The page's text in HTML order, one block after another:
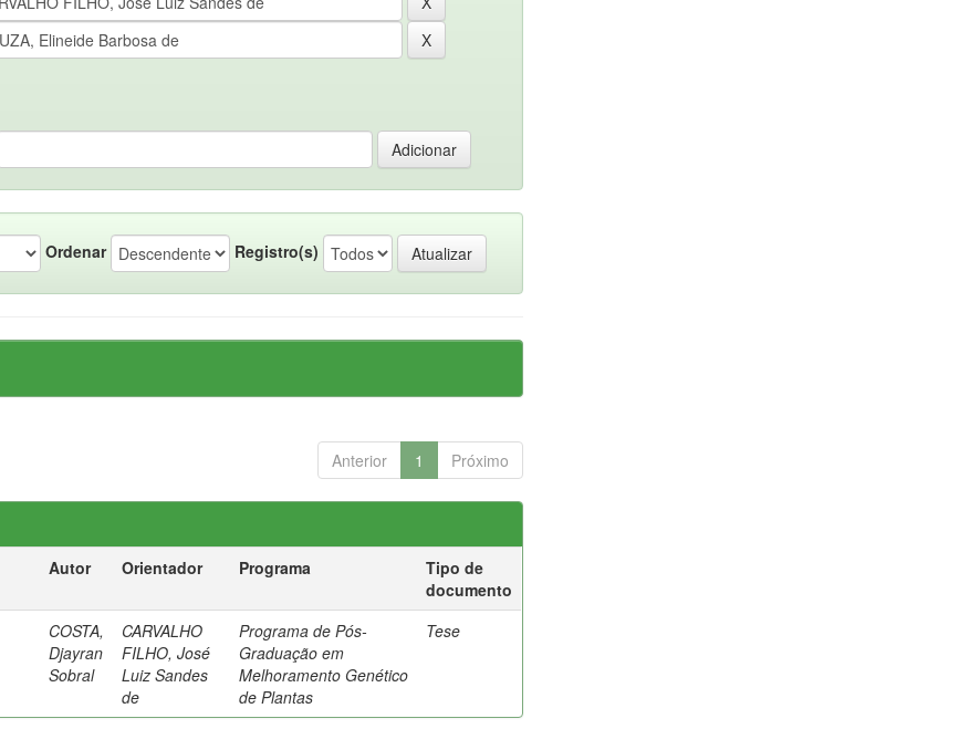
Ordenar Registro(s)
Anterior 1 Próximo
Autor Orientador Programa
Tipo de
documento
COSTA,
Djayran
Sobral
CARVALHO
FILHO, José
Luiz Sandes
de
Programa de Pós-
Graduação em
Melhoramento Genético
de Plantas
Tese